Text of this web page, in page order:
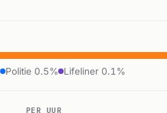
Politie 0.5% Lifeliner 0.1%
PER UUR